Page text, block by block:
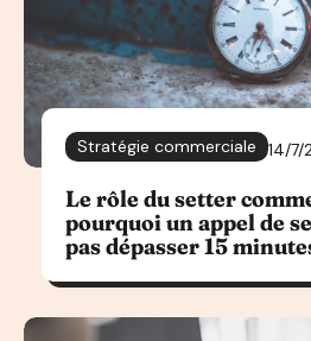
Stratégie commerciale 14/7/
Le rôle du setter
pourquoi un appel de
pas dépasser 15